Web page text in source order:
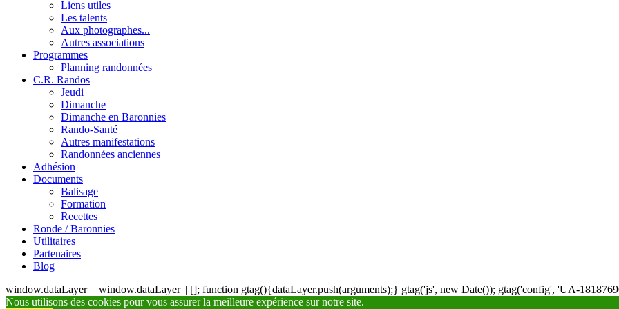
Liens utiles
Les talents
Aux photographes...
Autres associations
Programmes
Planning randonnées
C.R. Randos
Jeudi
Dimanche
Dimanche en Baronnies
Rando-Santé
Autres manifestations
Randonnées anciennes
Adhésion
Documents
Balisage
Formation
Recettes
Ronde / Baronnies
Utilitaires
Partenaires
Blog
window.dataLayer = window.dataLayer || []; function gtag(){dataLayer.push(arguments);} gtag('js', new Date()); gtag('config', 'UA-
Nous utilisons des cookies pour vous assurer la meilleure expérience sur notre site.